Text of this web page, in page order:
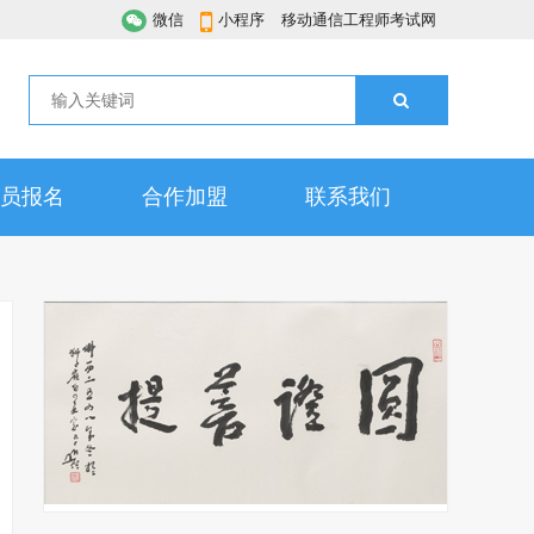
微信 小程序 移动通信工程师考试网
报名 合作加盟 联系我们